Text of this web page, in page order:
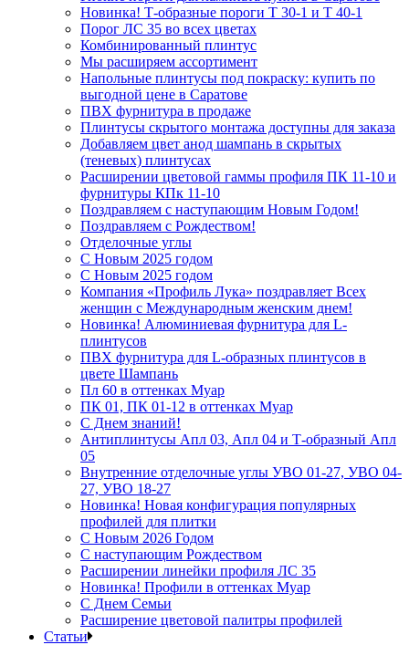
Новинка! Т-образные пороги Т 30-1 и Т 40-1
Порог ЛС 35 во всех цветах
Комбинированный плинтус
Мы расширяем ассортимент
Напольные плинтусы под покраску: купить по
выгодной цене в Саратове
ПВХ фурнитура в продаже
Плинтусы скрытого монтажа доступны для заказа
Добавляем цвет анод шампань в скрытых
(теневых) плинтусах
Расширении цветовой гаммы профиля ПК 11-10 и
фурнитуры КПк 11-10
Поздравляем с наступающим Новым Годом!
Поздравляем с Рождеством!
Отделочные углы
С Новым 2025 годом
С Новым 2025 годом
Компания «Профиль Лука» поздравляет Всех
женщин с Международным женским днем!
Новинка! Алюминиевая фурнитура для L-
плинтусов
ПВХ фурнитура для L-образных плинтусов в
цвете Шампань
Пл 60 в оттенках Муар
ПК 01, ПК 01-12 в оттенках Муар
С Днем знаний!
Антиплинтусы Апл 03, Апл 04 и Т-образный Апл
05
Внутренние отделочные углы УВО 01-27, УВО 04-
27, УВО 18-27
Новинка! Новая конфигурация популярных
профилей для плитки
С Новым 2026 Годом
С наступающим Рождеством
Расширении линейки профиля ЛС 35
Новинка! Профили в оттенках Муар
С Днем Семьи
Расширение цветовой палитры профилей
Статьи